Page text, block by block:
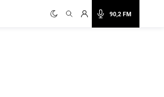
90,2 FM